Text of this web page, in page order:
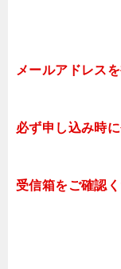
メールアドレス
必ず申し込み時
受信箱をご確認く